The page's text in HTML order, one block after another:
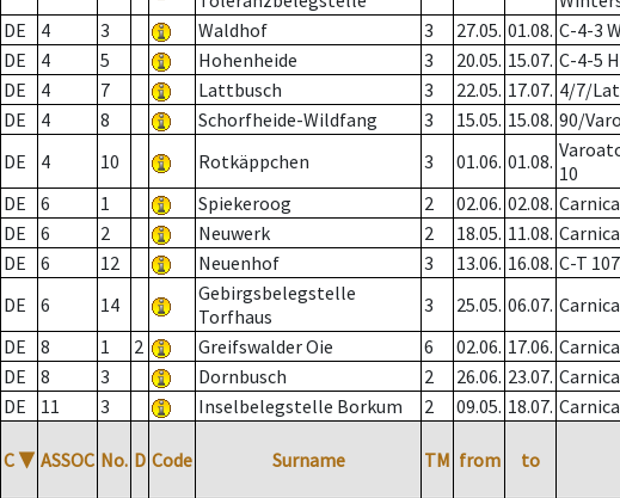
DE
4 3 Waldhof 3 27.05. 01.08. C-4-3
DE
4 5 Hohenheide 3 20.05. 15.07. C-4-5
DE
4 7 Lattbusch 3 22.05. 17.07. 4/7/
DE
4 8 Schorfheide-Wildfang 3 15.05. 15.08. 90/
DE
4 10 Rotkäppchen 3 01.06. 01.08. 10
DE
6 1 Spiekeroog 2 02.06. 02.08.
DE
6 2 Neuwerk 2 18.05. 11.08. Carnica
DE
6 12 Neuenhof 3 13.06. 16.08. C-T
DE
6 14
Gebirgsbelegstelle
Torfhaus
3 25.05. 06.07.
DE
8 1 2 Greifswalder Oie 6 02.06. 17.06.
DE
8 3 Dornbusch 2 26.06. 23.07. Carnica
DE
11 3 Inselbelegstelle Borkum 2 09.05. 18.07.
C ▼ ASSOC No. D Code Surname TM from to